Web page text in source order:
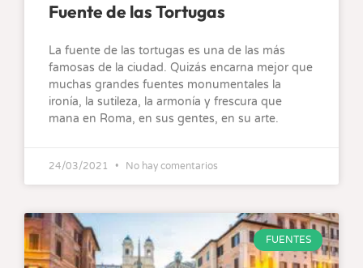
Fuente de las Tortugas
La fuente de las tortugas es una de las más
famosas de la ciudad. Quizás encarna mejor que
muchas grandes fuentes monumentales la
ironía, la sutileza, la armonía y frescura que
mana en Roma, en sus gentes, en su arte.
24/03/2021 No hay comentarios
FUENTES